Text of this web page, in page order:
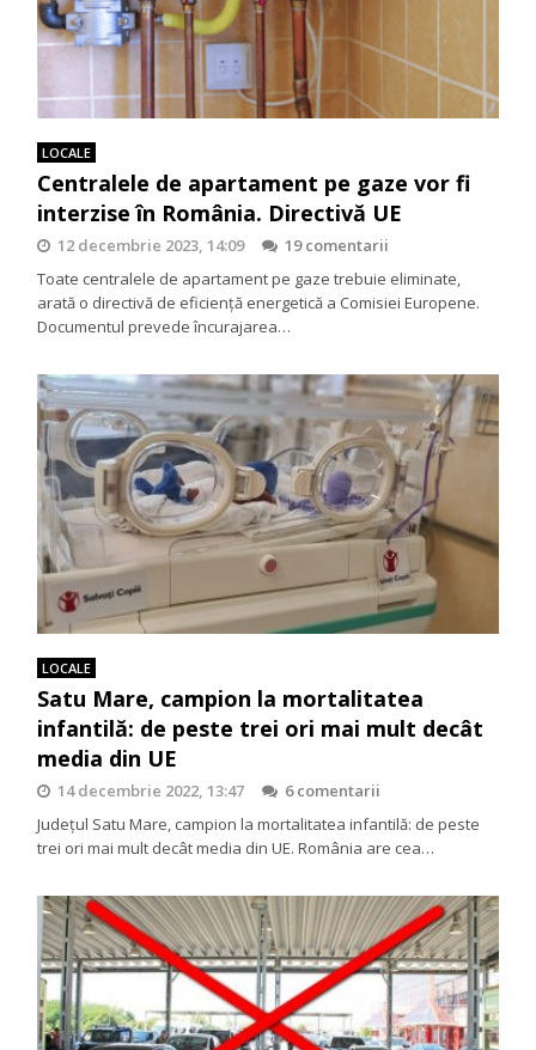
LOCALE
Centralele de apartament pe gaze vor fi
interzise în România. Directivă UE
12 decembrie 2023, 14:09
19 comentarii
Toate centralele de apartament pe gaze trebuie eliminate,
arată o directivă de eficiență energetică a Comisiei Europene.
Documentul prevede încurajarea…
LOCALE
Satu Mare, campion la mortalitatea
infantilă: de peste trei ori mai mult decât
media din UE
14 decembrie 2022, 13:47
6 comentarii
Județul Satu Mare, campion la mortalitatea infantilă: de peste
trei ori mai mult decât media din UE. România are cea…